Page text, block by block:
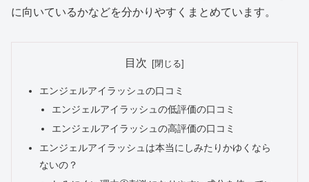
に向いているかなどを分かりやすくまとめています。
目次
エンジェルアイラッシュの口コミ
エンジェルアイラッシュの低評価の口コミ
エンジェルアイラッシュの高評価の口コミ
エンジェルアイラッシュは本当にしみたりかゆくなら
ないの？